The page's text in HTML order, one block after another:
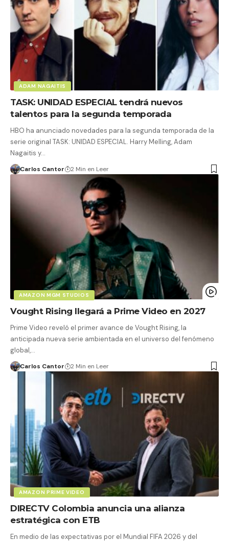
ADAM NAGAITIS
TASK: UNIDAD ESPECIAL tendrá nuevos
talentos para la segunda temporada
HBO ha anunciado novedades para la segunda temporada de la
serie original TASK: UNIDAD ESPECIAL. Harry Melling, Adam
Nagaitis y…
Carlos Cantor 2 Min en Leer
AMAZON MGM STUDIOS
Vought Rising llegará a Prime Video en 2027
Prime Video reveló el primer avance de Vought Rising, la
anticipada nueva serie ambientada en el universo del fenómeno
global,…
Carlos Cantor 2 Min en Leer
AMAZON PRIME VIDEO
DIRECTV Colombia anuncia una alianza
estratégica con ETB
En medio de las expectativas por el Mundial FIFA 2026 y del